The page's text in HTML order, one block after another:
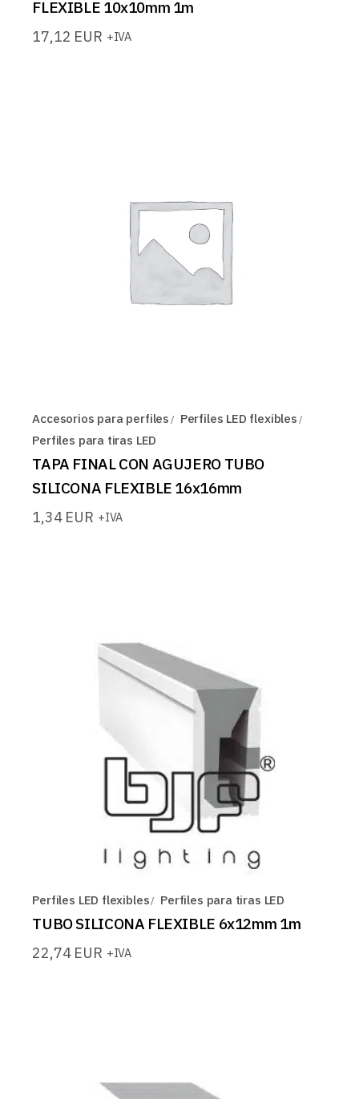
FLEXIBLE 10x10mm 1m
17,12 EUR +IVA
Accesorios para perfiles
Perfiles LED flexibles
Perfiles para tiras LED
TAPA FINAL CON AGUJERO TUBO
SILICONA FLEXIBLE 16x16mm
1,34 EUR +IVA
Perfiles LED flexibles Perfiles para tiras LED
TUBO SILICONA FLEXIBLE 6x12mm 1m
22,74 EUR +IVA